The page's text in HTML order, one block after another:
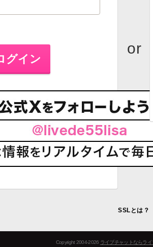
SSLとは？
Copyright 2004-2026 ライブチャットならラ